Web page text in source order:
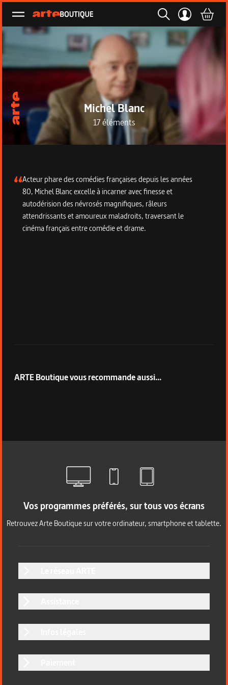
Ouvrir le menu
Michel Blanc
17 éléments
Description de la collection
Acteur phare des comédies françaises depuis les années
80, Michel Blanc excelle à incarner avec finesse et
autodérision des névrosés magnifiques, râleurs
attendrissants et amoureux maladroits, traversant le
cinéma français entre comédie et drame.
ARTE Boutique vous recommande aussi...
Vos programmes préférés, sur tous vos écrans
Retrouvez Arte Boutique sur votre ordinateur, smartphone et tablette.